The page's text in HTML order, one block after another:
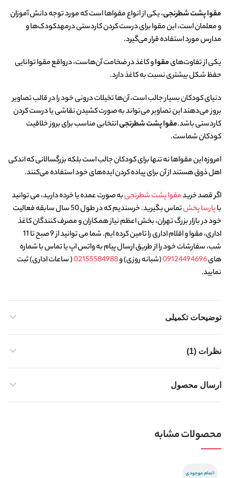
مقوا پشت شطرنجی، یکی از انواع مقواها است که مورد توجه دانش آموزان
و معلمان است، این مقوا برای درست کردن کاردستی درمهدکودک‌ها و
مدارس مورد استفاده قرار می‌گیرد.
یکی از تفاوت‌هایمقواو کاغذ در ضخامت آن‌هاست، درواقع مقوا توانایی
حفظ شکل بیشتری نسبت به کاغذ دارد.
دنیای کودکان بسیار جالب است، آن‌ها تخیلات درونی خود را در قالب تصاویر
بروز می‌دهند این تصاویر می‌تواند به صورت کشیدن نقاشی یا درست کردن
کاردستی باشد.مقوا پشت شطرتجیانتخابی مناسب برایبروز خلاقیت
کودکان شماست.
امروزه این مقواها نه تنها برای کودکان جالب است بلکه بزرگسالانی که اندکی
اهل ذوق هستند از آن برای پیاده کردن ایده‌های خود استفاده می‌کنند.
اگر قصد خریدمقوا پشت شطرنجیبه صورت عمده یا خرده دارید، می توانید
باپارسا پخش
تماس بگیرید. خرسندیم که در طول 50 سال سابقه فعالیت
خود در بازار بزرگ تهران، بخش اعظم نیاز همکاران و مصرف کنندگان کاغذ
اداری، مقوا و اقلام اداری را تامین کرده ایم. شما می‌ ‌توانید از 9 صبح تا 11
شب، سفارشات خود را از طریق ارسال پیام به واتس اپ یا تماس با شماره
های09124494696(شبانه روزی) و02155584988( ساعات اداری) ثبت
نمایید.
توضیحات تکمیلی
نظرات (1)
ارسال محصول
محصولات مشابه
اتمام موجودی